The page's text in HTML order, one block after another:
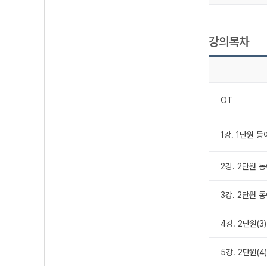
강의목차
OT
1강. 1단원 동
2강. 2단원
3강. 2단원 동
4강. 2단원(3)
5강. 2단원